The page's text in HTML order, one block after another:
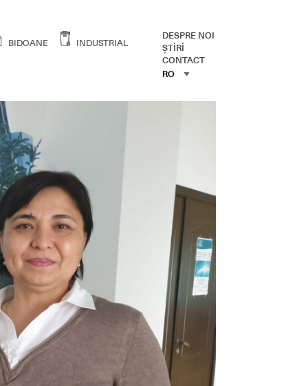
BIDOANE INDUSTRIAL
DESPRE NOI
ŞTİRİ
CONTACT
RO
RO